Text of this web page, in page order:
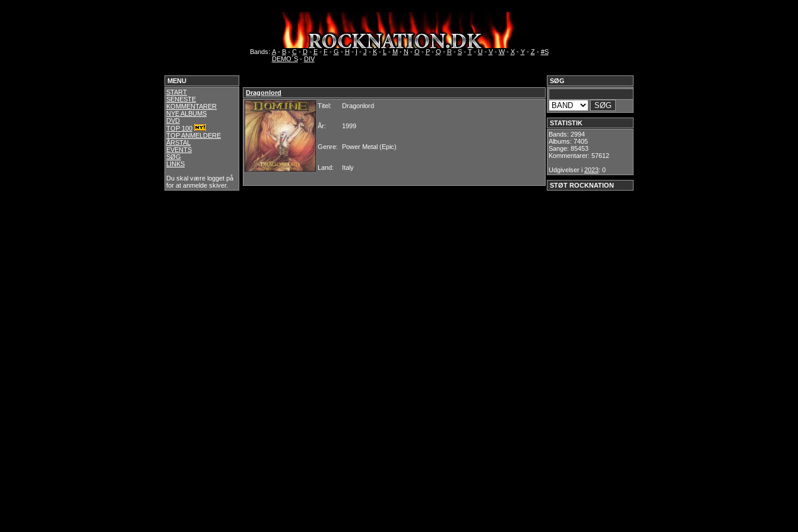
Bands: A- B- C- D- E- F- G - H - I - J - K- L - M- N - O - P- Q - R- S- T- U- V- W- X- Y- Z- #S
DEMO´S- DIV
MENU
START
SENESTE
KOMMENTARER
NYE ALBUMS
DVD
TOP 100
TOP ANMELDERE
ÅRSTAL
EVENTS
SØG
LINKS
Du skal være logget på
for at anmelde skiver.
SØG
STATISTIK
Bands: 2994
Albums: 7405
Sange: 85453
Kommentarer: 57612
Udgivelser i 2023: 0
STØT ROCKNATION
Dragonlord
Titel:
Dragonlord
År: 1999
Genre: Power Metal (Epic)
Land: Italy